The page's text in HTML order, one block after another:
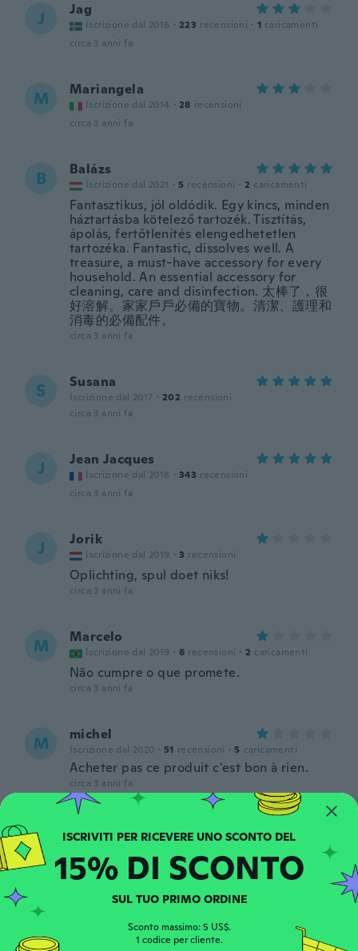
J Jag
Iscrizione dal 2016 · 223 recensioni · 1 caricamenti
circa 3 anni fa
M Mariangela
Iscrizione dal 2014 · 28 recensioni
circa 3 anni fa
B Balázs
Iscrizione dal 2021 · 5 recensioni · 2 caricamenti
Fantasztikus, jól oldódik. Egy kincs, minden
háztartásba kötelező tartozék. Tisztítás,
ápolás, fertőtlenítés elengedhetetlen
tartozéka. Fantastic, dissolves well. A
treasure, a must-have accessory for every
household. An essential accessory for
cleaning, care and disinfection. 太棒了，很
好溶解。家家戶戶必備的寶物。清潔、護理和
消毒的必備配件。
circa 3 anni fa
S Susana
Iscrizione dal 2017 · 202 recensioni
circa 3 anni fa
J Jean Jacques
Iscrizione dal 2018 · 343 recensioni
circa 3 anni fa
J Jorik
Iscrizione dal 2019 · 3 recensioni
Oplichting, spul doet niks!
circa 3 anni fa
M Marcelo
Iscrizione dal 2019 · 6 recensioni · 2 caricamenti
Não cumpre o que promete.
circa 3 anni fa
M michel
Iscrizione dal 2020 · 51 recensioni · 5 caricamenti
Acheter pas ce produit c'est bon à rien.
circa 3 anni fa
C Colin
Iscrizione dal 2020 · 161 recensioni
circa 3 anni fa
R Iscrizione dal 2021 · 110 recensioni
caricamenti
15% DI SCONTO
SUL TUO PRIMO ORDINE
Sconto massimo: 5 US$.
1 codice per cliente.